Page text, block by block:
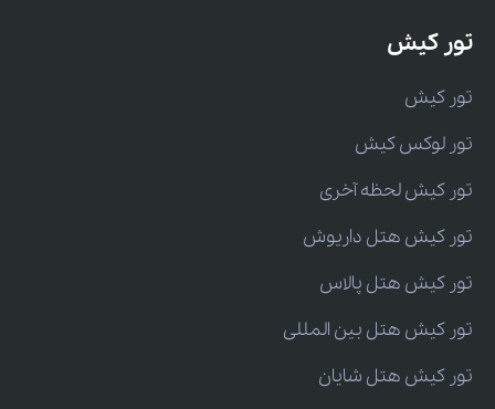
تور کیش
تور کیش
تور لوکس کیش
تور کیش لحظه آخری
تور کیش هتل داریوش
تور کیش هتل پالاس
تور کیش هتل بین المللی
تور کیش هتل شایان